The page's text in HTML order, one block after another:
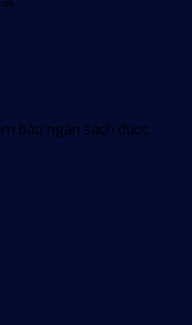
bảo ngân sách được